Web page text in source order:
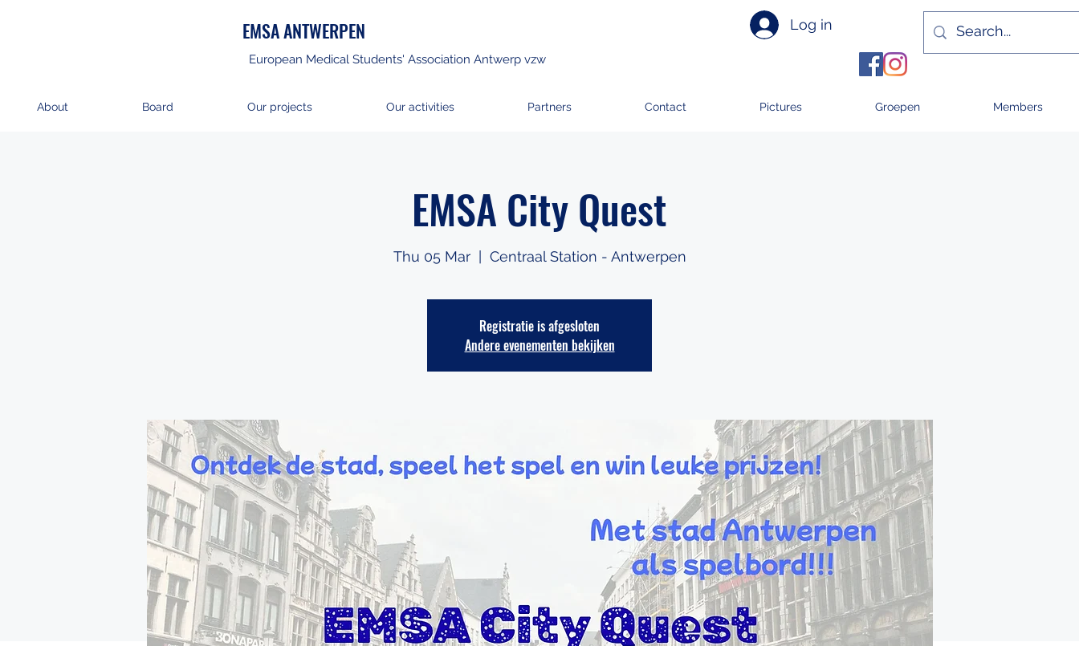
EMSA ANTWERPEN Log in
European Medical Students' Association Antwerp vzw
About Board Our projects Our activities Partners Contact Pictures Groepen Members
EMSA City Quest
Thu 05 Mar
  |
Centraal Station - Antwerpen
Registratie is afgesloten
Andere evenementen bekijken